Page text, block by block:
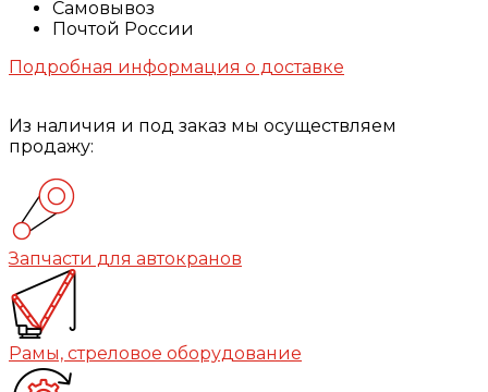
Самовывоз
Почтой России
Подробная информация о доставке
Из наличия и под заказ мы осуществляем
продажу:
Запчасти для автокранов
Рамы, стреловое оборудование